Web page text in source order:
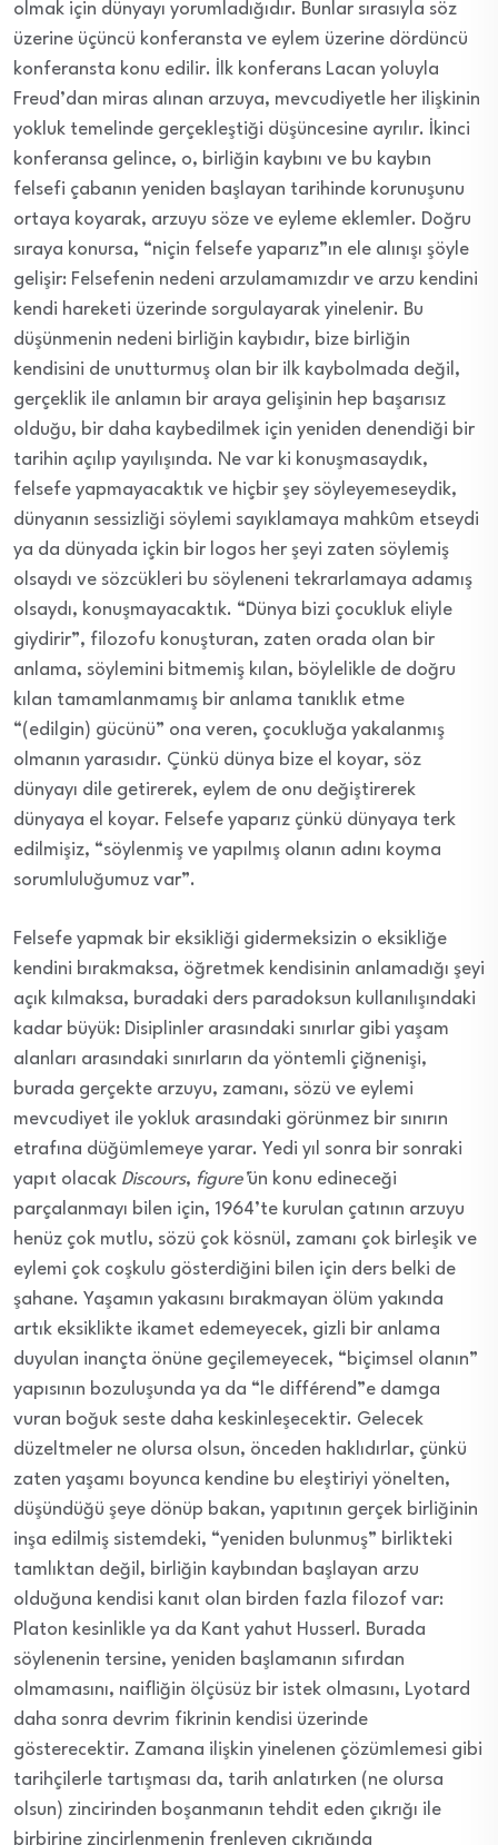
olmak için dünyayı yorumladığıdır. Bunlar sırasıyla söz
üzerine üçüncü konferansta ve eylem üzerine dördüncü
konferansta konu edilir. İlk konferans Lacan yoluyla
Freud’dan miras alınan arzuya, mevcudiyetle her ilişkinin
yokluk temelinde gerçekleştiği düşüncesine ayrılır. İkinci
konferansa gelince, o, birliğin kaybını ve bu kaybın
felsefi çabanın yeniden başlayan tarihinde korunuşunu
ortaya koyarak, arzuyu söze ve eyleme eklemler. Doğru
sıraya konursa, “niçin felsefe yaparız”ın ele alınışı şöyle
gelişir: Felsefenin nedeni arzulamamızdır ve arzu kendini
kendi hareketi üzerinde sorgulayarak yinelenir. Bu
düşünmenin nedeni birliğin kaybıdır, bize birliğin
kendisini de unutturmuş olan bir ilk kaybolmada değil,
gerçeklik ile anlamın bir araya gelişinin hep başarısız
olduğu, bir daha kaybedilmek için yeniden denendiği bir
tarihin açılıp yayılışında. Ne var ki konuşmasaydık,
felsefe yapmayacaktık ve hiçbir şey söyleyemeseydik,
dünyanın sessizliği söylemi sayıklamaya mahkûm etseydi
ya da dünyada içkin bir logos her şeyi zaten söylemiş
olsaydı ve sözcükleri bu söyleneni tekrarlamaya adamış
olsaydı, konuşmayacaktık. “Dünya bizi çocukluk eliyle
giydirir”, filozofu konuşturan, zaten orada olan bir
anlama, söylemini bitmemiş kılan, böylelikle de doğru
kılan tamamlanmamış bir anlama tanıklık etme
“(edilgin) gücünü” ona veren, çocukluğa yakalanmış
olmanın yarasıdır. Çünkü dünya bize el koyar, söz
dünyayı dile getirerek, eylem de onu değiştirerek
dünyaya el koyar. Felsefe yaparız çünkü dünyaya terk
edilmişiz, “söylenmiş ve yapılmış olanın adını koyma
sorumluluğumuz var”.
Felsefe yapmak bir eksikliği gidermeksizin o eksikliğe
kendini bırakmaksa, öğretmek kendisinin anlamadığı şeyi
açık kılmaksa, buradaki ders paradoksun kullanılışındaki
kadar büyük: Disiplinler arasındaki sınırlar gibi yaşam
alanları arasındaki sınırların da yöntemli çiğnenişi,
burada gerçekte arzuyu, zamanı, sözü ve eylemi
mevcudiyet ile yokluk arasındaki görünmez bir sınırın
etrafına düğümlemeye yarar. Yedi yıl sonra bir sonraki
yapıt olacak Discours, figure’ün konu edineceği
parçalanmayı bilen için, 1964’te kurulan çatının arzuyu
henüz çok mutlu, sözü çok kösnül, zamanı çok birleşik ve
eylemi çok coşkulu gösterdiğini bilen için ders belki de
şahane. Yaşamın yakasını bırakmayan ölüm yakında
artık eksiklikte ikamet edemeyecek, gizli bir anlama
duyulan inançta önüne geçilemeyecek, “biçimsel olanın”
yapısının bozuluşunda ya da “le différend”e damga
vuran boğuk seste daha keskinleşecektir. Gelecek
düzeltmeler ne olursa olsun, önceden haklıdırlar, çünkü
zaten yaşamı boyunca kendine bu eleştiriyi yönelten,
düşündüğü şeye dönüp bakan, yapıtının gerçek birliğinin
inşa edilmiş sistemdeki, “yeniden bulunmuş” birlikteki
tamlıktan değil, birliğin kaybından başlayan arzu
olduğuna kendisi kanıt olan birden fazla filozof var:
Platon kesinlikle ya da Kant yahut Husserl. Burada
söylenenin tersine, yeniden başlamanın sıfırdan
olmamasını, naifliğin ölçüsüz bir istek olmasını, Lyotard
daha sonra devrim fikrinin kendisi üzerinde
gösterecektir. Zamana ilişkin yinelenen çözümlemesi gibi
tarihçilerle tartışması da, tarih anlatırken (ne olursa
olsun) zincirinden boşanmanın tehdit eden çıkrığı ile
birbirine zincirlenmenin frenleyen çıkrığında